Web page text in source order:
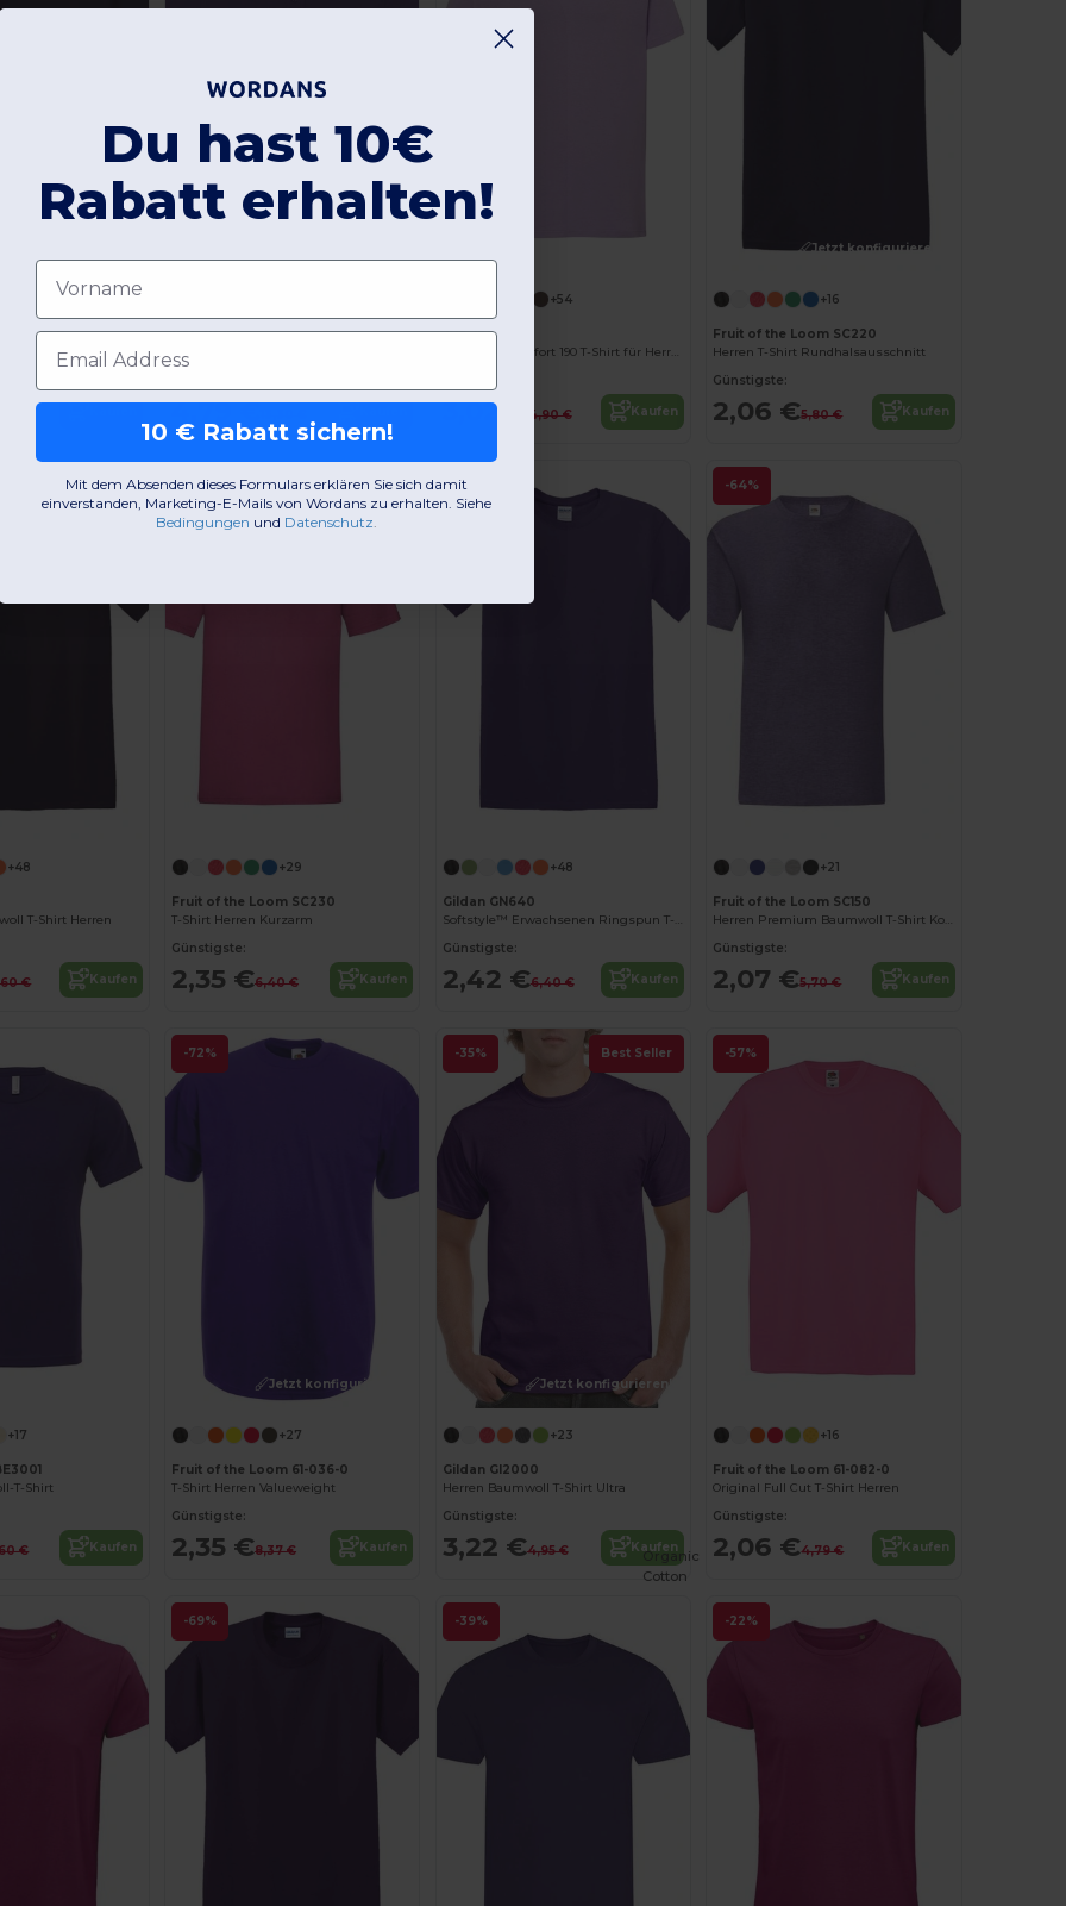
konfigurieren!
SS048
€
B&C BCID1
4,79 €
+54
JHK JK190
Eleganter Komfort 190 T-Shirt für Herren
3,02 € 4,90 € Kaufen
Jetzt konfigurieren!
+16
Fruit of the Loom SC220
Herren T-Shirt Rundhalsausschnitt
Günstigste:
2,06 €5,80 € Kaufen
Jetzt konfigurieren!
+48
T-Shirt Herren
€ Kaufen
-63% Best Seller
+29
Fruit of the Loom SC230
T-Shirt Herren Kurzarm
Günstigste:
2,35 €6,40 € Kaufen
-62%
Jetzt konfigurieren!
+48
Gildan GN640
Softstyle™ Erwachsenen Ringspun T-Shirt
Günstigste:
2,42 €6,40 € Kaufen
-64%
+21
Fruit of the Loom SC150
Herren Premium Baumwoll T-Shirt Komfort
Günstigste:
2,07 €5,70 € Kaufen
+17
T-Shirt
€ Kaufen
-72%
Jetzt konfigurieren!
+27
Fruit of the Loom 61-036-0
T-Shirt Herren Valueweight
Günstigste:
2,35 €8,37 € Kaufen
-35% Best Seller
Jetzt konfigurieren!
+23
Gildan GI2000
Herren Baumwoll T-Shirt Ultra
Günstigste:
3,22 €4,95 € Kaufen
-57%
+16
Fruit of the Loom 61-082-0
Original Full Cut T-Shirt Herren
Günstigste:
2,06 €4,79 € Kaufen
-69% -39% -22%
Organic
Cotton
Du hast 10€
Rabatt erhalten!
Vorname
E-Mail-Adresse
10 € Rabatt sichern!
Mit dem Absenden dieses Formulars erklären Sie sich damit
einverstanden, Marketing-E-Mails von Wordans zu erhalten. Siehe
Bedingungen und Datenschutz